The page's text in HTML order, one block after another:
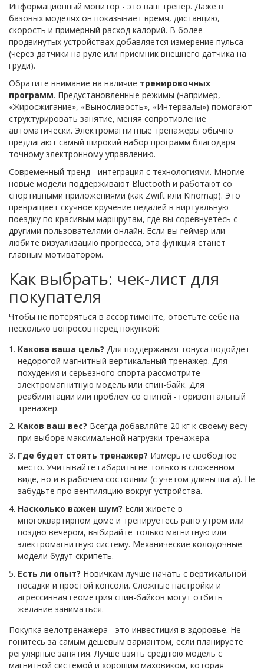
Информационный монитор - это ваш тренер. Даже в
базовых моделях он показывает время, дистанцию,
скорость и примерный расход калорий. В более
продвинутых устройствах добавляется измерение пульса
(через датчики на руле или приемник внешнего датчика на
груди).
Обратите внимание на наличие тренировочных
программ. Предустановленные режимы (например,
«Жиросжигание», «Выносливость», «Интервалы») помогают
структурировать занятие, меняя сопротивление
автоматически. Электромагнитные тренажеры обычно
предлагают самый широкий набор программ благодаря
точному электронному управлению.
Современный тренд - интеграция с технологиями. Многие
новые модели поддерживают Bluetooth и работают со
спортивными приложениями (как Zwift или Kinomap). Это
превращает скучное кручение педалей в виртуальную
поездку по красивым маршрутам, где вы соревнуетесь с
другими пользователями онлайн. Если вы геймер или
любите визуализацию прогресса, эта функция станет
главным мотиватором.
Как выбрать: чек-лист для
покупателя
Чтобы не потеряться в ассортименте, ответьте себе на
несколько вопросов перед покупкой:
Какова ваша цель? Для поддержания тонуса подойдет
недорогой магнитный вертикальный тренажер. Для
похудения и серьезного спорта рассмотрите
электромагнитную модель или спин-байк. Для
реабилитации или проблем со спиной - горизонтальный
тренажер.
Каков ваш вес? Всегда добавляйте 20 кг к своему весу
при выборе максимальной нагрузки тренажера.
Где будет стоять тренажер? Измерьте свободное
место. Учитывайте габариты не только в сложенном
виде, но и в рабочем состоянии (с учетом длины шага). Не
забудьте про вентиляцию вокруг устройства.
Насколько важен шум? Если живете в
многоквартирном доме и тренируетесь рано утром или
поздно вечером, выбирайте только магнитную или
электромагнитную систему. Механические колодочные
модели будут скрипеть.
Есть ли опыт? Новичкам лучше начать с вертикальной
посадки и простой консоли. Сложные настройки и
агрессивная геометрия спин-байков могут отбить
желание заниматься.
Покупка велотренажера - это инвестиция в здоровье. Не
гонитесь за самым дешевым вариантом, если планируете
регулярные занятия. Лучше взять среднюю модель с
магнитной системой и хорошим маховиком, которая